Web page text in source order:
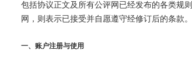
包括协议正文及所有公评网已经发布的各类规
网，则表示已接受并自愿遵守经修订后的条款。
一、账户注册与使用